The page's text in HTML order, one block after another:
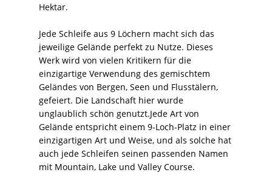
Hektar.
Jede Schleife aus 9 Löchern macht sich das
jeweilige Gelände perfekt zu Nutze. Dieses
Werk wird von vielen Kritikern für die
einzigartige Verwendung des gemischtem
Geländes von Bergen, Seen und Flusstälern,
gefeiert. Die Landschaft hier wurde
unglaublich schön genutzt.Jede Art von
Gelände entspricht einem 9-Loch-Platz in einer
einzigartigen Art und Weise, und als solche hat
auch jede Schleifen seinen passenden Namen
mit Mountain, Lake und Valley Course.